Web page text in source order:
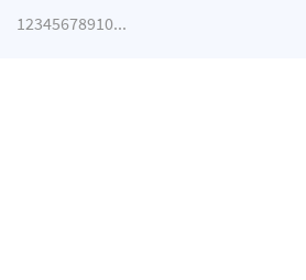
12345678910...